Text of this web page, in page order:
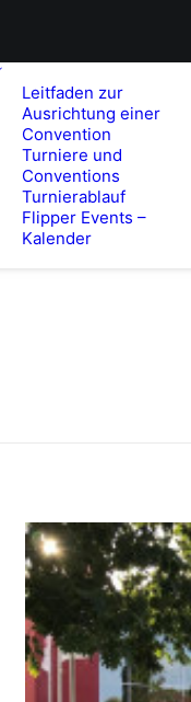
Leitfaden zur
Ausrichtung einer
Convention
Turniere und
Conventions
Turnierablauf
Flipper Events –
Kalender